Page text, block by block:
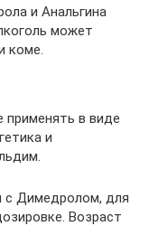
и Анальгина
может
коме.
в виде
и
с Димедролом, для
Возраст